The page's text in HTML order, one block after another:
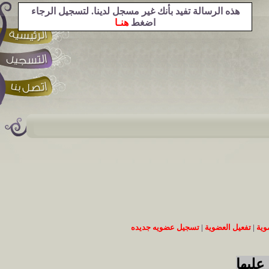
|تفعيل العضوية |تسجيل عضويه جديده
هذه الرسالة تفيد بأنك غير مسجل لدينا. لتسجيل الرجاء
اضغط هنـا